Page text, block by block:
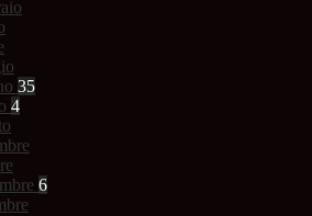
35
4
6